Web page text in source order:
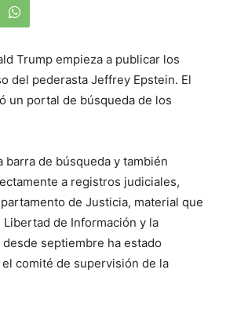
Trump empieza a publicar los
del pederasta Jeffrey Epstein. El
un portal de búsqueda de los
barra de búsqueda y también
a registros judiciales,
de Justicia, material que
Libertad de Información y la
septiembre ha estado
comité de supervisión de la